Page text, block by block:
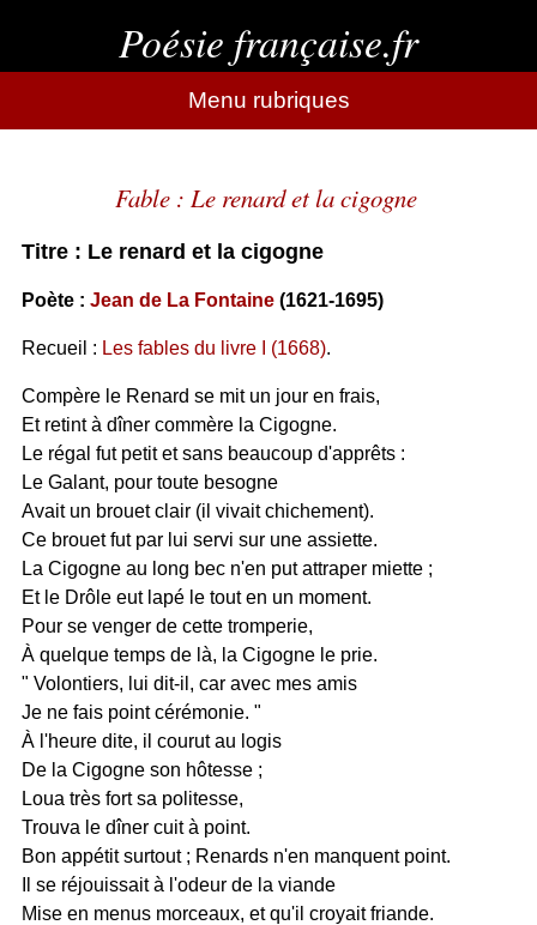
Poésie française.fr
Menu rubriques
Fable : Le renard et la cigogne
Titre : Le renard et la cigogne
Poète : Jean de La Fontaine(1621-1695)
Recueil : Les fables du livre I (1668).
Compère le Renard se mit un jour en frais,
Et retint à dîner commère la Cigogne.
Le régal fut petit et sans beaucoup d'apprêts :
Le Galant, pour toute besogne
Avait un brouet clair (il vivait chichement).
Ce brouet fut par lui servi sur une assiette.
La Cigogne au long bec n'en put attraper miette ;
Et le Drôle eut lapé le tout en un moment.
Pour se venger de cette tromperie,
À quelque temps de là, la Cigogne le prie.
" Volontiers, lui dit-il, car avec mes amis
Je ne fais point cérémonie. "
À l'heure dite, il courut au logis
De la Cigogne son hôtesse ;
Loua très fort sa politesse,
Trouva le dîner cuit à point.
Bon appétit surtout ; Renards n'en manquent point.
Il se réjouissait à l'odeur de la viande
Mise en menus morceaux, et qu'il croyait friande.